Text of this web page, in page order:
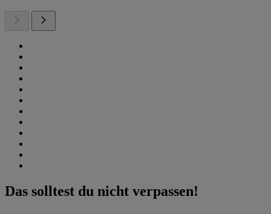
Das solltest du nicht verpassen!